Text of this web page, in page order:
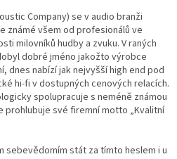
Company) se v audio branži
známé všem od profesionálů ve
milovníků hudby a zvuku. V raných
dobré jméno jakožto výrobce
dnes nabízí jak nejvyšší high end pod
hi-fi v dostupných cenových relacích.
spolupracuje s neméně známou
prohlubuje své firemní motto „Kvalitní
sebevědomím stát za tímto heslem i u